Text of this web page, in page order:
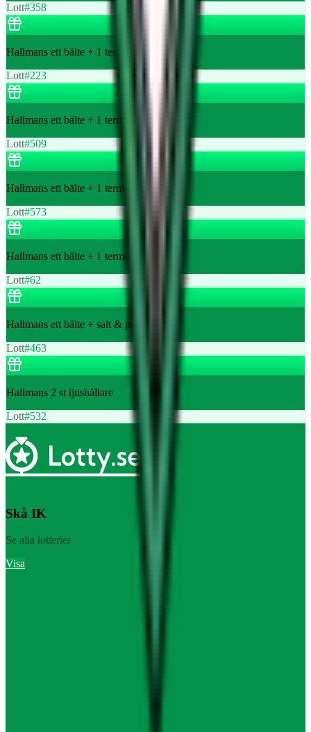
Lott#358
Hallmans ett bälte + 1 termos
Lott#223
Hallmans ett bälte + 1 termos
Lott#509
Hallmans ett bälte + 1 termos
Lott#573
Hallmans ett bälte + 1 termos
Lott#62
Hallmans ett bälte + salt & peppar set
Lott#463
Hallmans 2 st ljushållare
Lott#532
Skå IK
Se alla lotterier
Visa